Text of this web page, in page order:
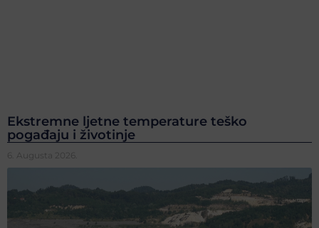
Ekstremne ljetne temperature teško
pogađaju i životinje
6. Augusta 2026.